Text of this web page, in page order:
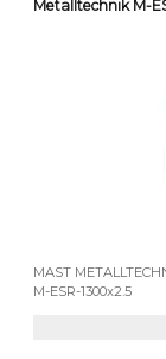
Metalltechnik M-
MAST
M-ESR-1300x2.5